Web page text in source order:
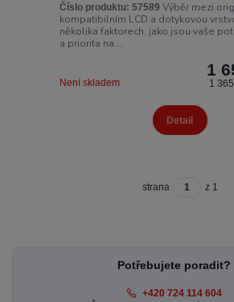
Číslo produktu: 57589 Výběr mezi
kompatibilním LCD a dotykovou
několika faktorech, jako jsou vaše
a priorita na ...
1
1
Není skladem
Detail
strana z 1
Potřebujete poradit?
+420 724 114 604